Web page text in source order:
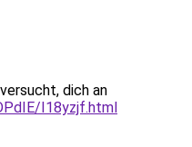
dich an
I18yzjf.html